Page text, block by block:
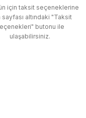
için taksit seçeneklerine
sayfası altındaki "Taksit
butonu ile
ulaşabilirsiniz.